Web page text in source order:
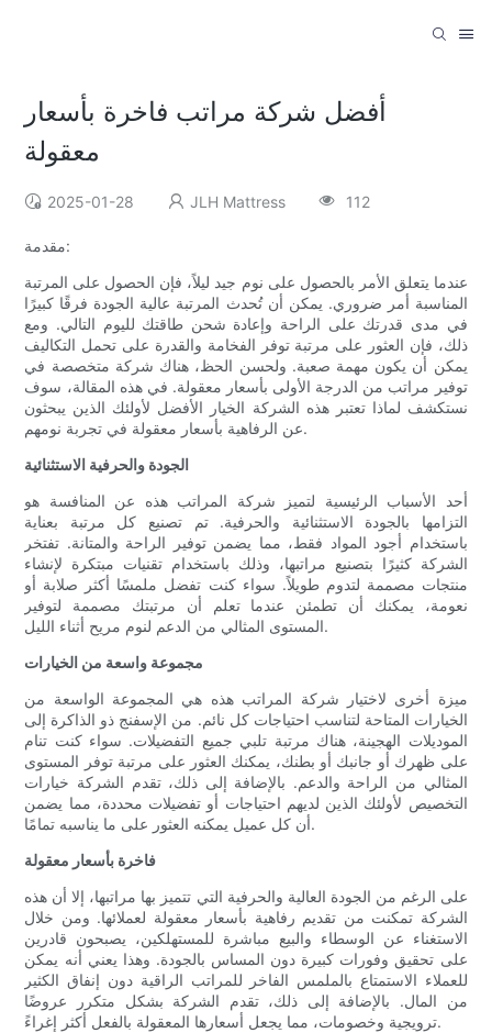
أفضل شركة مراتب فاخرة بأسعار
معقولة
2025-01-28 JLH Mattress 112
مقدمة:
عندما يتعلق الأمر بالحصول على نوم جيد ليلاً، فإن الحصول على المرتبة
المناسبة أمر ضروري. يمكن أن تُحدث المرتبة عالية الجودة فرقًا كبيرًا
في مدى قدرتك على الراحة وإعادة شحن طاقتك لليوم التالي. ومع
ذلك، فإن العثور على مرتبة توفر الفخامة والقدرة على تحمل التكاليف
يمكن أن يكون مهمة صعبة. ولحسن الحظ، هناك شركة متخصصة في
توفير مراتب من الدرجة الأولى بأسعار معقولة. في هذه المقالة، سوف
نستكشف لماذا تعتبر هذه الشركة الخيار الأفضل لأولئك الذين يبحثون
عن الرفاهية بأسعار معقولة في تجربة نومهم.
الجودة والحرفية الاستثنائية
أحد الأسباب الرئيسية لتميز شركة المراتب هذه عن المنافسة هو
التزامها بالجودة الاستثنائية والحرفية. تم تصنيع كل مرتبة بعناية
باستخدام أجود المواد فقط، مما يضمن توفير الراحة والمتانة. تفتخر
الشركة كثيرًا بتصنيع مراتبها، وذلك باستخدام تقنيات مبتكرة لإنشاء
منتجات مصممة لتدوم طويلاً. سواء كنت تفضل ملمسًا أكثر صلابة أو
نعومة، يمكنك أن تطمئن عندما تعلم أن مرتبتك مصممة لتوفير
المستوى المثالي من الدعم لنوم مريح أثناء الليل.
مجموعة واسعة من الخيارات
ميزة أخرى لاختيار شركة المراتب هذه هي المجموعة الواسعة من
الخيارات المتاحة لتناسب احتياجات كل نائم. من الإسفنج ذو الذاكرة إلى
الموديلات الهجينة، هناك مرتبة تلبي جميع التفضيلات. سواء كنت تنام
على ظهرك أو جانبك أو بطنك، يمكنك العثور على مرتبة توفر المستوى
المثالي من الراحة والدعم. بالإضافة إلى ذلك، تقدم الشركة خيارات
التخصيص لأولئك الذين لديهم احتياجات أو تفضيلات محددة، مما يضمن
أن كل عميل يمكنه العثور على ما يناسبه تمامًا.
فاخرة بأسعار معقولة
على الرغم من الجودة العالية والحرفية التي تتميز بها مراتبها، إلا أن هذه
الشركة تمكنت من تقديم رفاهية بأسعار معقولة لعملائها. ومن خلال
الاستغناء عن الوسطاء والبيع مباشرة للمستهلكين، يصبحون قادرين
على تحقيق وفورات كبيرة دون المساس بالجودة. وهذا يعني أنه يمكن
للعملاء الاستمتاع بالملمس الفاخر للمراتب الراقية دون إنفاق الكثير
من المال. بالإضافة إلى ذلك، تقدم الشركة بشكل متكرر عروضًا
ترويجية وخصومات، مما يجعل أسعارها المعقولة بالفعل أكثر إغراءً.